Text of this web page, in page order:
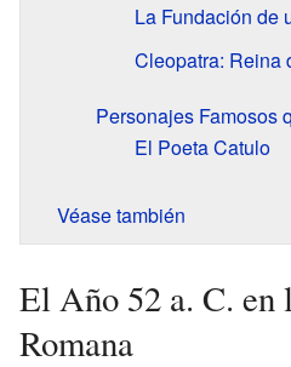
La Fundación de
Cleopatra: Reina
Personajes Famosos
El Poeta Catulo
Véase también
El Año 52 a. C.
Romana